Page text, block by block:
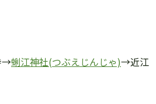
→蜊江神社(つぶえじんじゃ)→近江